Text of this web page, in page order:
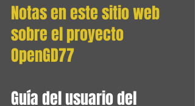
Notas en este sitio web
sobre el proyecto
OpenGD77
Guía del usuario del